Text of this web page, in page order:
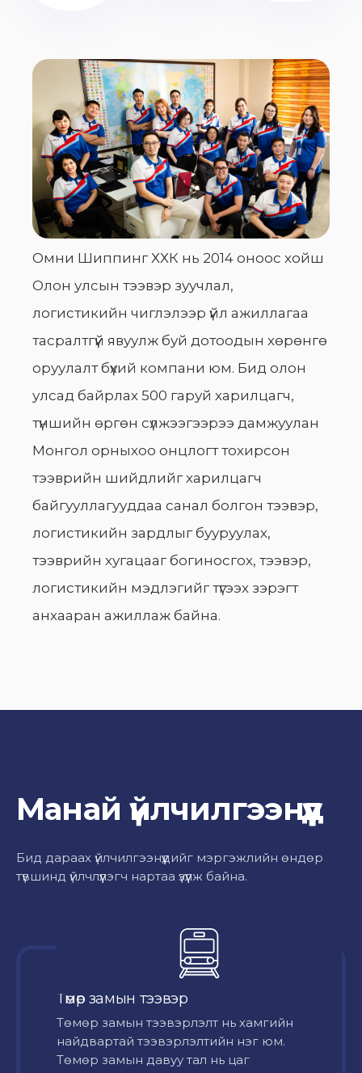
Омни Шиппинг ХХК нь 2014 оноос хойш
Олон улсын тээвэр зуучлал,
логистикийн чиглэлээр үйл ажиллагаа
тасралтгүй явуулж буй дотоодын хөрөнгө
оруулалт бүхий компани юм. Бид олон
улсад байрлах 500 гаруй харилцагч,
түншийн өргөн сүлжээгээрээ дамжуулан
Монгол орныхоо онцлогт тохирсон
тээврийн шийдлийг харилцагч
байгууллагууддаа санал болгон тээвэр,
логистикийн зардлыг бууруулах,
тээврийн хугацааг богиносгох, тээвэр,
логистикийн мэдлэгийг түгээх зэрэгт
анхааран ажиллаж байна.
Манай үйлчилгээнүүд
Бид дараах үйлчилгээнүүдийг мэргэжлийн өндөр
түвшинд үйлчлүүлэгч нартаа үзүүлж байна.
Төмөр замын тээвэр
Төмөр замын тээвэрлэлт нь хамгийн
найдвартай тээвэрлэлтийн нэг юм.
Төмөр замын давуу тал нь цаг